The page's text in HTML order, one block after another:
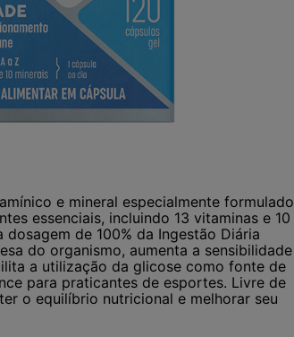
e mineral especialmente formulado
essenciais, incluindo 13 vitaminas e 10
de 100% da Ingestão Diária
do organismo, aumenta a sensibilidade
a utilização da glicose como fonte de
para praticantes de esportes. Livre de
o equilíbrio nutricional e melhorar seu